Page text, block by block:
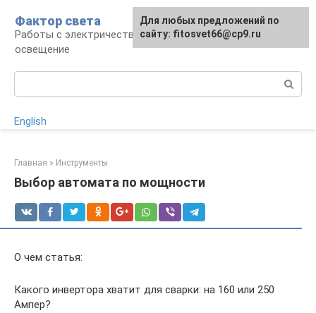
контенту
Фактор света
Работы с электричеством, электроприборы и
освещение
English
Главная » Инструменты
Выбор автомата по мощности
О чем статья:
Какого инвертора хватит для сварки: на 160 или 250
Ампер?
Для любых предложений по
сайту: fitosvet66@cp9.ru